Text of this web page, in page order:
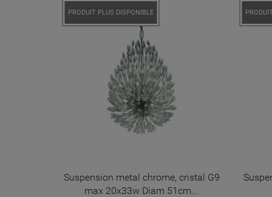
PRODUIT PLUS DISPONIBLE
Suspension metal chrome, cristal G9
max 20x33w Diam 51cm...